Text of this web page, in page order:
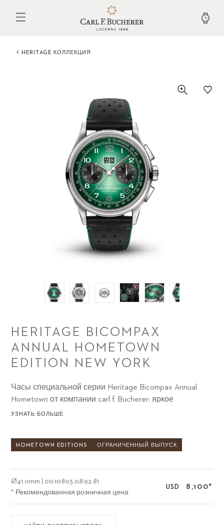
основному
HERITAGE КОЛЛЕКЦИЯ
HERITAGE BICOMPAX
ANNUAL HOMETOWN
EDITION NEW YORK
Часы специальной серии Heritage Bicompax Annual
Hometown от компании carl f. Bucherer: яркое
посвящение любимым городам.
УЗНАТЬ БОЛЬШЕ
HOMETOWN EDITIONS ОГРАНИЧЕННЫЙ ВЫПУСК
Ø41.0mm
00.10803.08.92.81
* Рекомендованная розничная цена
USD 8,100*